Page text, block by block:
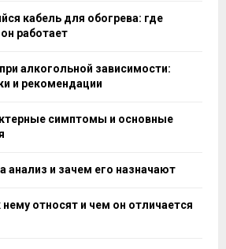
кабель для обогрева: где
работает
алкогольной зависимости:
и рекомендации
симптомы и основные
анализ и зачем его назначают
нему относят и чем он отличается